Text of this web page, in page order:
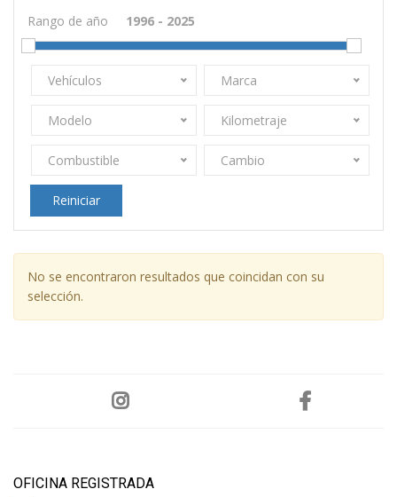
Rango de año
Vehículos Marca
Modelo Kilometraje
Combustible Cambio
Reiniciar
No se encontraron resultados que coincidan con su
selección.
OFICINA REGISTRADA